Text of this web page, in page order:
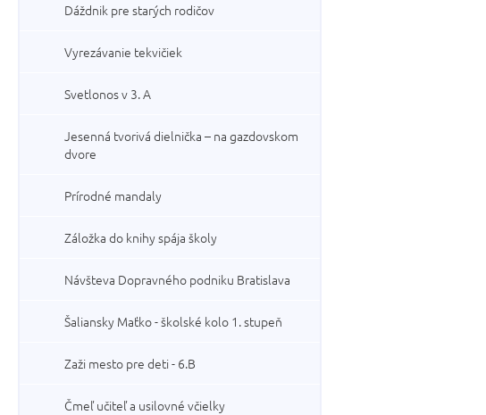
Dáždnik pre starých rodičov
Vyrezávanie tekvičiek
Svetlonos v 3. A
Jesenná tvorivá dielnička – na gazdovskom
dvore
Prírodné mandaly
Záložka do knihy spája školy
Návšteva Dopravného podniku Bratislava
Šaliansky Maťko - školské kolo 1. stupeň
Zaži mesto pre deti - 6.B
Čmeľ učiteľ a usilovné včielky